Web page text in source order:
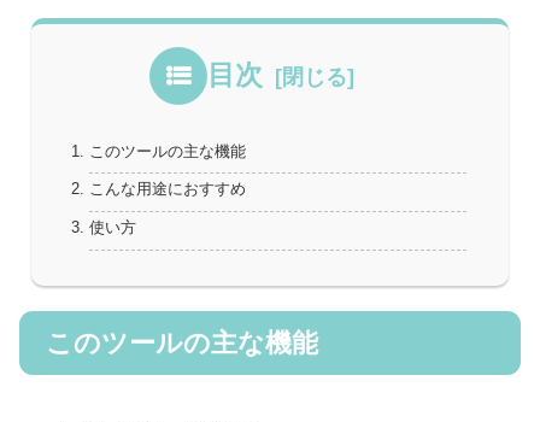
目次
このツールの主な機能
こんな用途におすすめ
使い方
このツールの主な機能